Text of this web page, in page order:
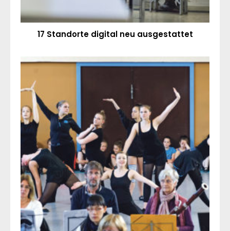
17 Standorte digital neu ausgestattet